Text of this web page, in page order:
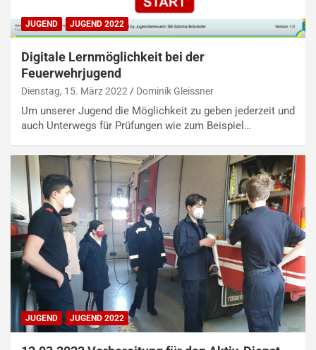
JUGEND JUGEND 2022
Digitale Lernmöglichkeit bei der
Feuerwehrjugend
Dienstag, 15. März 2022 Dominik Gleissner
Um unserer Jugend die Möglichkeit zu geben jederzeit und
auch Unterwegs für Prüfungen wie zum Beispiel…
JUGEND JUGEND 2022